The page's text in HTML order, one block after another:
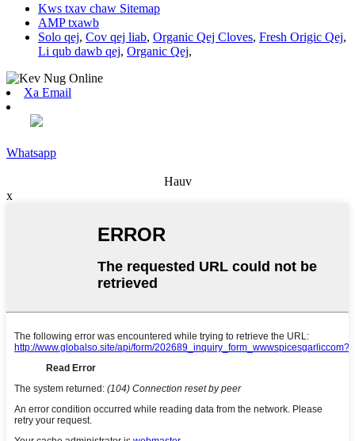
Kws txav chaw Sitemap
AMP txawb
Solo qej, Cov qej liab, Organic Qej Cloves, Fresh Origic Qej,
Li qub dawb qej, Organic Qej,
Xa Email
Whatsapp
Hauv
x